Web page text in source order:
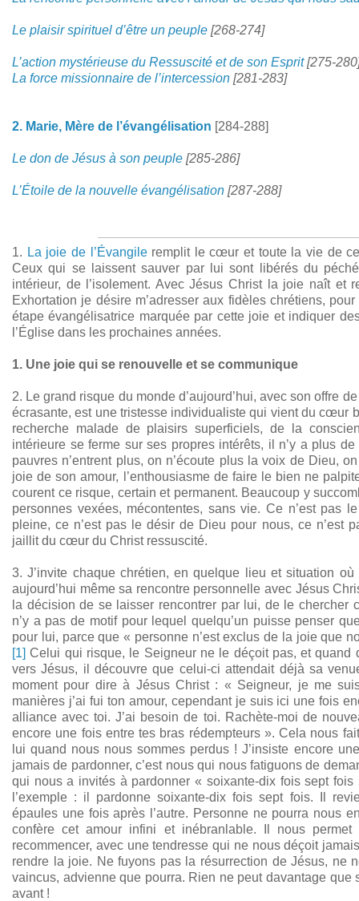
Le plaisir spirituel d’être un peuple [268-274]
L’action mystérieuse du Ressuscité et de son Esprit [275-
La force missionnaire de l’intercession [281-283]
2. Marie, Mère de l’évangélisation [284-288]
Le don de Jésus à son peuple [285-286]
L’Étoile de la nouvelle évangélisation [287-288]
1. La joie de l’Évangileremplit le cœur et toute la vie de
Ceux qui se laissent sauver par lui sont libérés du
intérieur, de l’isolement. Avec Jésus Christ la joie naît et
Exhortation je désire m’adresser aux fidèles chrétiens,
étape évangélisatrice marquée par cette joie et indiquer
l’Église dans les prochaines années.
1. Une joie qui se renouvelle et se communique
2. Le grand risque du monde d’aujourd’hui, avec son offre
écrasante, est une tristesse individualiste qui vient du cœur
recherche malade de plaisirs superficiels, de la
intérieure se ferme sur ses propres intérêts, il n’y a plus
pauvres n’entrent plus, on n’écoute plus la voix de Dieu,
joie de son amour, l’enthousiasme de faire le bien ne
courent ce risque, certain et permanent. Beaucoup y
personnes vexées, mécontentes, sans vie. Ce n’est pas
pleine, ce n’est pas le désir de Dieu pour nous, ce n’est
jaillit du cœur du Christ ressuscité.
3.J’invite chaque chrétien, en quelque lieu et situation
aujourd’hui même sa rencontre personnelle avec Jésus
la décision de se laisser rencontrer par lui, de le chercher
n’y a pas de motif pour lequel quelqu’un puisse penser
pour lui, parce que « personne n’est exclus de la joie que
[1] Celui qui risque, le Seigneur ne le déçoit pas, et quand
vers Jésus, il découvre que celui-ci attendait déjà sa
moment pour dire à Jésus Christ : « Seigneur, je me
manières j’ai fui ton amour, cependant je suis ici une fois
alliance avec toi. J’ai besoin de toi. Rachète-moi de
encore une fois entre tes bras rédempteurs ». Cela nous
lui quand nous nous sommes perdus ! J’insiste encore
jamais de pardonner, c’est nous qui nous fatiguons de
qui nous a invités à pardonner « soixante-dix fois sept fois
l’exemple : il pardonne soixante-dix fois sept fois. Il
épaules une fois après l’autre. Personne ne pourra nous
confère cet amour infini et inébranlable. Il nous
recommencer, avec une tendresse qui ne nous déçoit
rendre la joie. Ne fuyons pas la résurrection de Jésus, ne
vaincus, advienne que pourra. Rien ne peut davantage que
avant !